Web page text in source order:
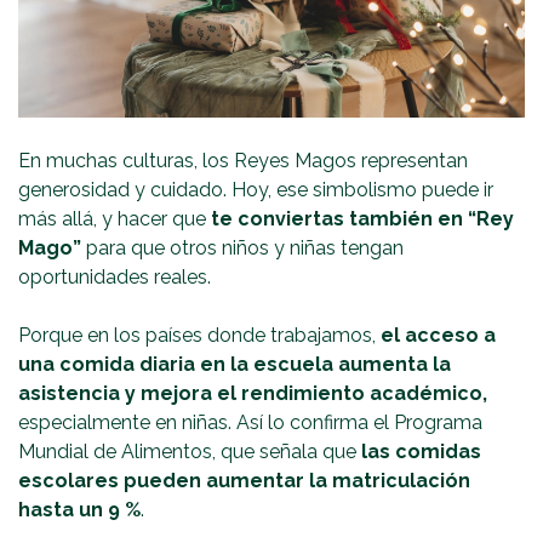
En muchas culturas, los Reyes Magos representan
generosidad y cuidado. Hoy, ese simbolismo puede ir
más allá, y hacer que te conviertas también en “Rey
Mago” para que otros niños y niñas tengan
oportunidades reales.
Porque en los países donde trabajamos, el acceso a
una comida diaria en la escuela aumenta la
asistencia y mejora el rendimiento académico,
especialmente en niñas. Así lo confirma el Programa
Mundial de Alimentos, que señala que las comidas
escolares pueden aumentar la matriculación
hasta un 9 %.